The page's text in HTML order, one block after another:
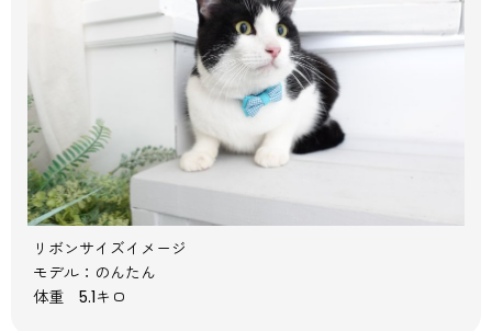
リボンサイズイメージ
モデル：のんたん
体重 5.1キロ